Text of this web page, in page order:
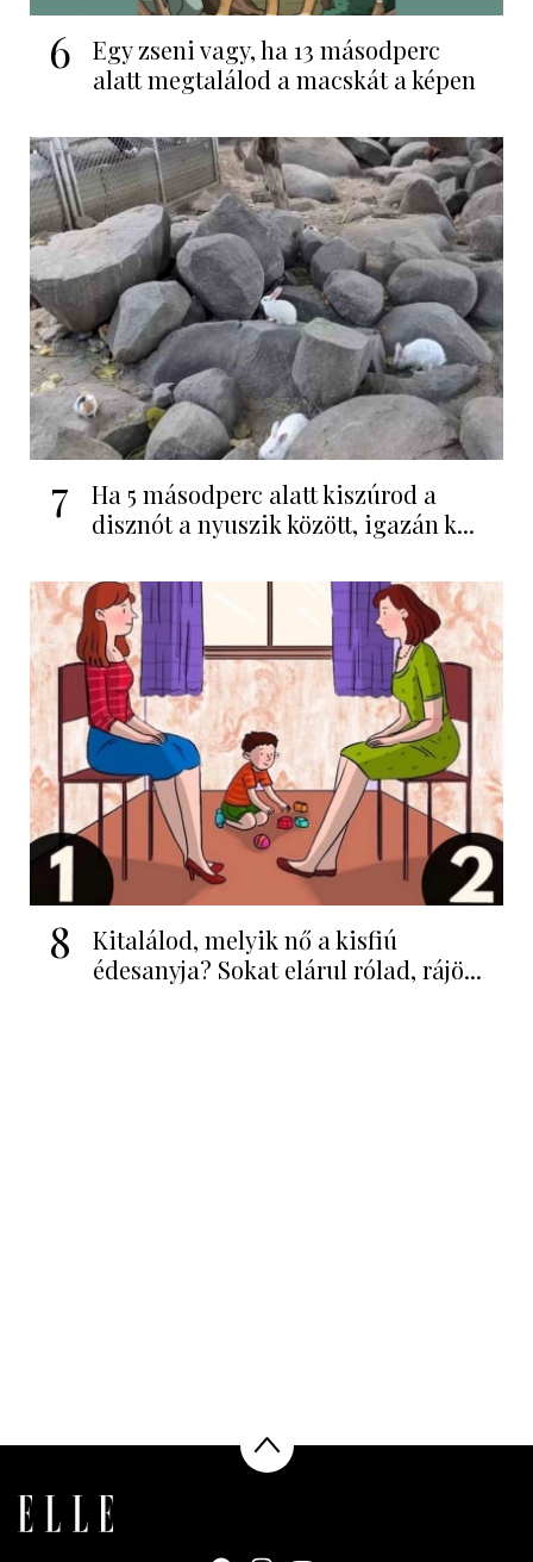
6
Egy zseni vagy, ha 13 másodperc
alatt megtalálod a macskát a képen
7
Ha 5 másodperc alatt kiszúrod a
disznót a nyuszik között, igazán k...
8
Kitalálod, melyik nő a kisfiú
édesanyja? Sokat elárul rólad, rájö...